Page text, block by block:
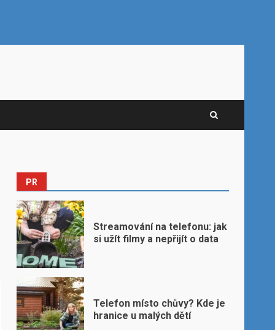
PR
Streamování na telefonu: jak
si užít filmy a nepřijít o data
Telefon místo chůvy? Kde je
hranice u malých dětí